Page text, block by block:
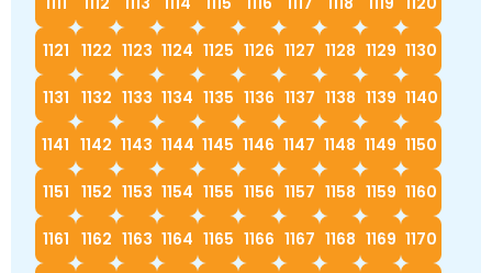
1121 1122 1123 1124 1125 1126 1127 1128 1129 1130
1131 1132 1133 1134 1135 1136 1137 1138 1139 1140
1141 1142 1143 1144 1145 1146 1147 1148 1149 1150
1151 1152 1153 1154 1155 1156 1157 1158 1159 1160
1161 1162 1163 1164 1165 1166 1167 1168 1169 1170